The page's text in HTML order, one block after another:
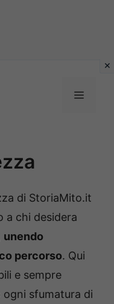
MENU
di StoriaMito.it
a chi desidera
unendo
percorso. Qui
e sempre
sfumatura di